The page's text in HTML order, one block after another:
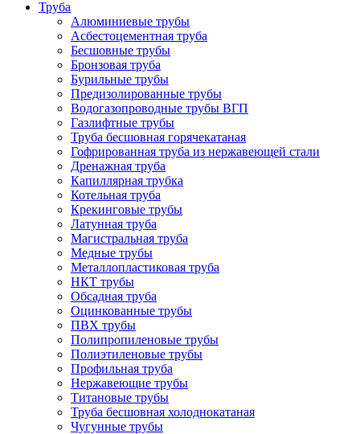
Труба
Алюминиевые трубы
Асбестоцементная труба
Бесшовные трубы
Бронзовая труба
Бурильные трубы
Предизолированные трубы
Водогазопроводные трубы ВГП
Газлифтные трубы
Труба бесшовная горячекатаная
Гофрированная труба из нержавеющей стали
Дренажная труба
Капиллярная трубка
Котельная труба
Крекинговые трубы
Латунная труба
Магистральная труба
Медные трубы
Металлопластиковая труба
НКТ трубы
Обсадная труба
Оцинкованные трубы
ПВХ трубы
Полипропиленовые трубы
Полиэтиленовые трубы
Профильная труба
Нержавеющие трубы
Титановые трубы
Труба бесшовная холоднокатаная
Чугунные трубы